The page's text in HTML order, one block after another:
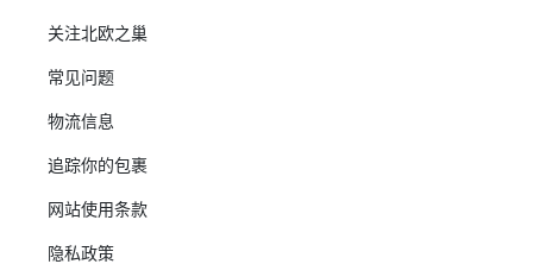
关注北欧之巢
常见问题
物流信息
追踪你的包裹
网站使用条款
隐私政策